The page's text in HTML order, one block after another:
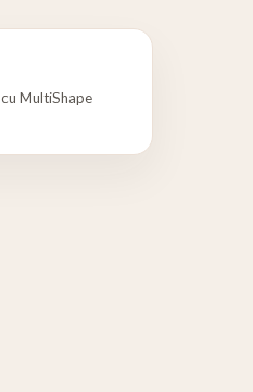
MultiShape